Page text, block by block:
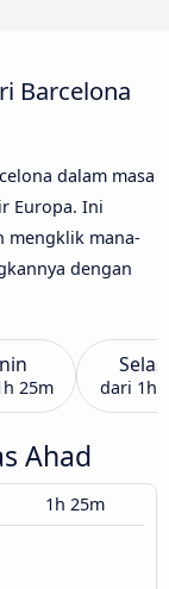
Barcelona
dalam masa
Europa. Ini
mengklik mana-
dengan
25m dari 1h
Ahad
1h 25m